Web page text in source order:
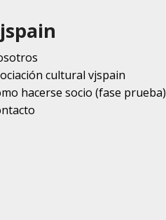
cultural vjspain
hacerse socio (fase prueba)